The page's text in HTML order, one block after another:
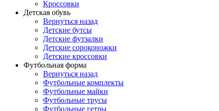
Кроссовки
Детская обувь
Вернуться назад
Детские бутсы
Детские футзалки
Детские сороконожки
Детские кроссовки
Футбольная форма
Вернуться назад
Футбольные комплекты
Футбольные майки
Футбольные трусы
Футбольные гетры